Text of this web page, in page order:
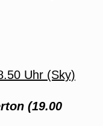
Uhr (Sky)
(19.00